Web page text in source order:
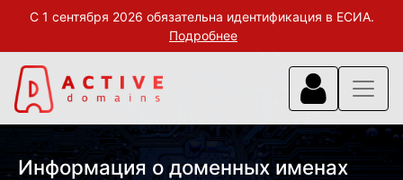
С 1 сентября 2026 обязательна идентификация в ЕСИА.
Подробнее
Информация о доменных именах